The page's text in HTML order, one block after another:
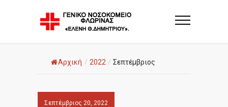
Αρχική / 2022 / Σεπτέμβριος
Σεπτέμβριος 20, 2022